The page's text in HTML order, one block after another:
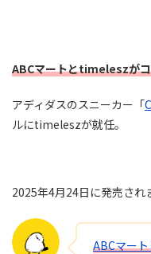
ABCマートとtimeleszが
アディダスのスニーカー「
ルにtimeleszが就任。
2025年4月24日に発売さ
ABCマー